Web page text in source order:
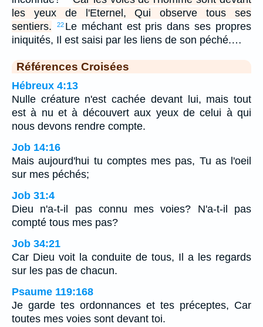
les yeux de l'Eternel, Qui observe tous ses
sentiers.
22 Le méchant est pris dans ses propres
iniquités, Il est saisi par les liens de son péché.…
Références Croisées
Hébreux 4:13
Nulle créature n'est cachée devant lui, mais tout
est à nu et à découvert aux yeux de celui à qui
nous devons rendre compte.
Job 14:16
Mais aujourd'hui tu comptes mes pas, Tu as l'oeil
sur mes péchés;
Job 31:4
Dieu n'a-t-il pas connu mes voies? N'a-t-il pas
compté tous mes pas?
Job 34:21
Car Dieu voit la conduite de tous, Il a les regards
sur les pas de chacun.
Psaume 119:168
Je garde tes ordonnances et tes préceptes, Car
toutes mes voies sont devant toi.